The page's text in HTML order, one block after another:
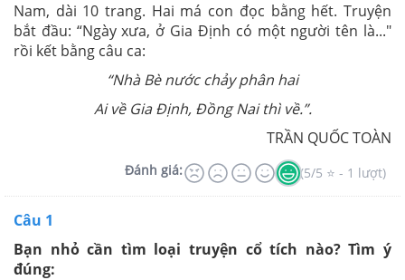
Nam, dài 10 trang. Hai má con đọc bằng hết. Truyện
bắt đầu: “Ngày xưa, ở Gia Định có một người tên là..."
rồi kết bằng câu ca:
“Nhà Bè nước chảy phân hai
Ai về Gia Định, Đồng Nai thì về.”.
TRẦN QUỐC TOÀN
Đánh giá: (5/5 ⭐ - 1 lượt)
Câu 1
Bạn nhỏ cần tìm loại truyện cổ tích nào? Tìm ý
đúng: